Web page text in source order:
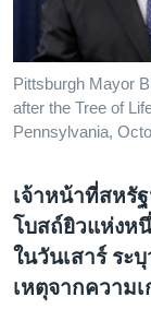
พอดคาสต์
ติดตามเรา
เลือกภาษา
Pittsburgh Mayor
after the Tree of
Pennsylvania,
เจ้าหน้าที่สหรั
โบสถ์ยิวแห่งห
ในวันเสาร์ ระ
เหตุจากความ